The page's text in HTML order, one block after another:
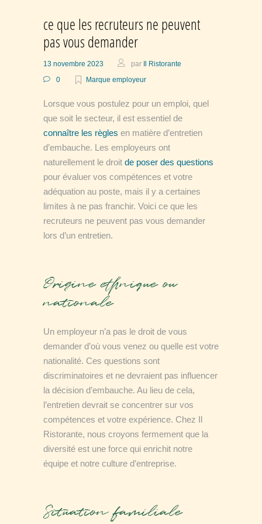
ce que les recruteurs ne peuvent
pas vous demander
13 novembre 2023 par Il Ristorante
0
Marque employeur
Lorsque vous postulez pour un emploi, quel
que soit le secteur, il est essentiel de
connaître les règles en matière d’entretien
d’embauche. Les employeurs ont
naturellement le droit de poser des questions
pour évaluer vos compétences et votre
adéquation au poste, mais il y a certaines
limites à ne pas franchir. Voici ce que les
recruteurs ne peuvent pas vous demander
lors d’un entretien.
Origine ethnique ou
nationale
Un employeur n’a pas le droit de vous
demander d’où vous venez ou quelle est votre
nationalité. Ces questions sont
discriminatoires et ne devraient pas influencer
la décision d’embauche. Au lieu de cela,
l’entretien devrait se concentrer sur vos
compétences et votre expérience. Chez Il
Ristorante, nous croyons fermement que la
diversité est une force qui enrichit notre
équipe et notre culture d’entreprise.
Situation familiale